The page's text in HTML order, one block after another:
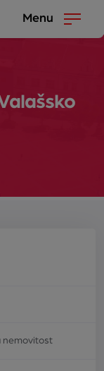
Menu
nemovitost